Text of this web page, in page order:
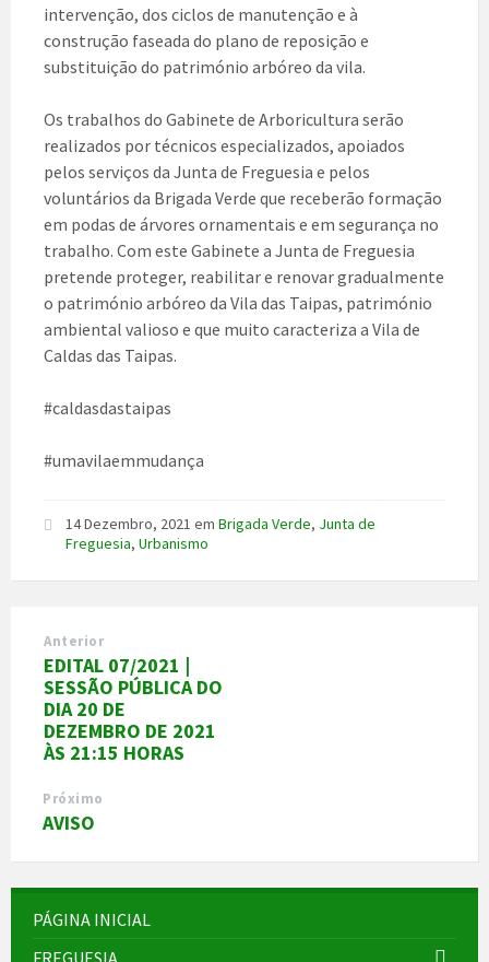
intervenção, dos ciclos de manutenção e à
construção faseada do plano de reposição e
substituição do património arbóreo da vila.
Os trabalhos do Gabinete de Arboricultura serão
realizados por técnicos especializados, apoiados
pelos serviços da Junta de Freguesia e pelos
voluntários da Brigada Verde que receberão formação
em podas de árvores ornamentais e em segurança no
trabalho. Com este Gabinete a Junta de Freguesia
pretende proteger, reabilitar e renovar gradualmente
o património arbóreo da Vila das Taipas, património
ambiental valioso e que muito caracteriza a Vila de
Caldas das Taipas.
#caldasdastaipas
#umavilaemmudança
14 Dezembro, 2021 em Brigada Verde, Junta de
Freguesia, Urbanismo
Anterior
EDITAL 07/2021 |
SESSÃO PÚBLICA DO
DIA 20 DE
DEZEMBRO DE 2021
ÀS 21:15 HORAS
Próximo
AVISO
PÁGINA INICIAL
FREGUESIA